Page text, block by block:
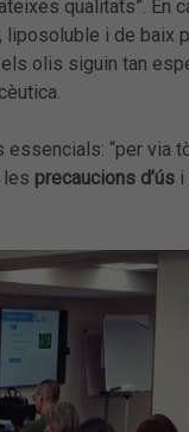
qualitats”. En
liposoluble i de baix
olis siguin tan
“per via
les precaucions d’úsi